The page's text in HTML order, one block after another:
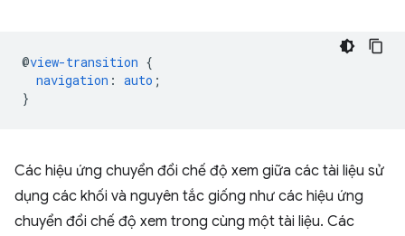
@view-transition {
navigation : auto ;
}
Các hiệu ứng chuyển đổi chế độ xem giữa các tài liệu sử
dụng các khối và nguyên tắc giống như các hiệu ứng
chuyển đổi chế độ xem trong cùng một tài liệu. Các